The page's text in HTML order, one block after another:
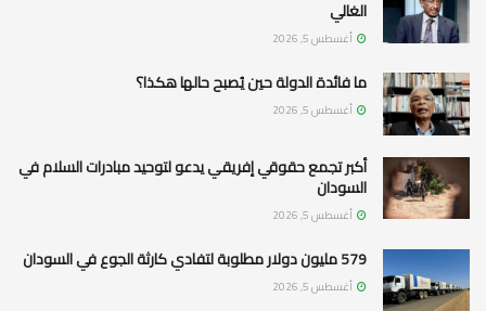
الغالي
أغسطس 5, 2026
ما فائدة الدولة حين يُصبح حالها هكذا؟
أغسطس 5, 2026
أكبر تجمع حقوقي إفريقي يدعو لتوحيد مبادرات السلام في
السودان
أغسطس 5, 2026
579 مليون دولار مطلوبة لتفادي كارثة الجوع في السودان
أغسطس 5, 2026